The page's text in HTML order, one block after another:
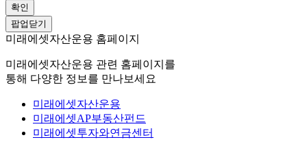
확인
팝업닫기
미래에셋자산운용 홈페이지
미래에셋자산운용 관련 홈페이지를
통해 다양한 정보를 만나보세요
미래에셋자산운용
미래에셋AP부동산펀드
미래에셋투자와연금센터